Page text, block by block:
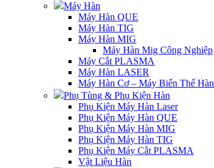
Máy Hàn
Máy Hàn QUE
Máy Hàn TIG
Máy Hàn MIG
Máy Hàn Mig Công Nghiệp
Máy Cắt PLASMA
Máy Hàn LASER
Máy Hàn Cơ – Máy Biến Thế Hàn
Phụ Tùng & Phụ Kiện Hàn
Phụ Kiện Máy Hàn Laser
Phụ Kiện Máy Hàn QUE
Phụ Kiện Máy Hàn MIG
Phụ Kiện Máy Hàn TIG
Phụ Kiện Máy Cắt PLASMA
Vật Liệu Hàn